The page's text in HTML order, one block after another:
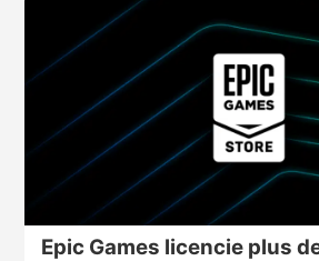
Epic Games licencie plus